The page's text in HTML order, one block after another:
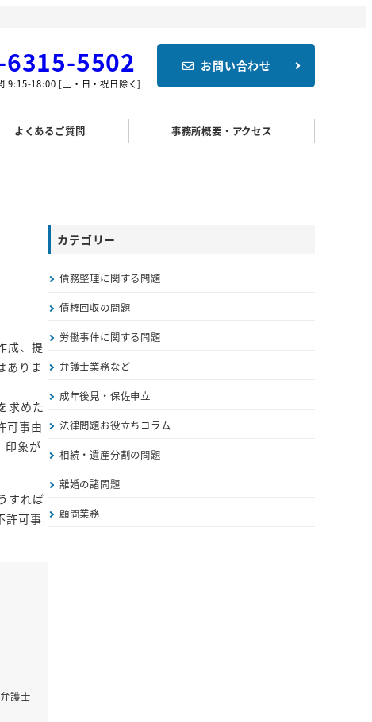
5502
9:15-18:00 [土・日・祝日除く]
お問い合わせ
よくあるご質問 事務所概要・アクセス
成、提
ありま
求めた
可事由
印象が
すれば
許可事
護士
カテゴリー
債務整理に関する問題
債権回収の問題
労働事件に関する問題
弁護士業務など
成年後見・保佐申立
法律問題お役立ちコラム
相続・遺産分割の問題
離婚の諸問題
顧問業務